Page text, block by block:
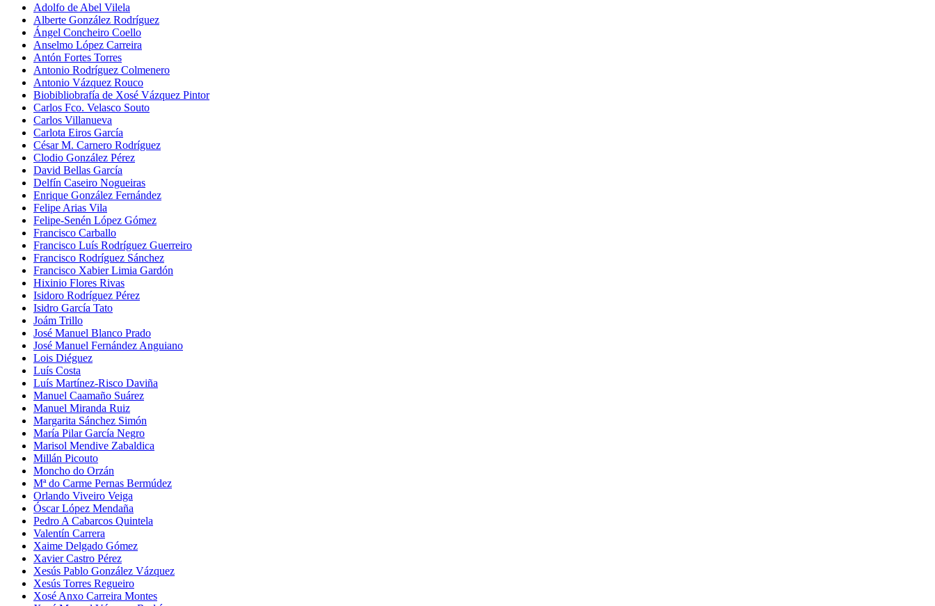
Adolfo de Abel Vilela
Alberte González Rodríguez
Ángel Concheiro Coello
Anselmo López Carreira
Antón Fortes Torres
Antonio Rodríguez Colmenero
Antonio Vázquez Rouco
Biobibliobrafía de Xosé Vázquez Pintor
Carlos Fco. Velasco Souto
Carlos Villanueva
Carlota Eiros García
César M. Carnero Rodríguez
Clodio González Pérez
David Bellas García
Delfín Caseiro Nogueiras
Enrique González Fernández
Felipe Arias Vila
Felipe-Senén López Gómez
Francisco Carballo
Francisco Luís Rodríguez Guerreiro
Francisco Rodríguez Sánchez
Francisco Xabier Limia Gardón
Hixinio Flores Rivas
Isidoro Rodríguez Pérez
Isidro García Tato
Joám Trillo
José Manuel Blanco Prado
José Manuel Fernández Anguiano
Lois Diéguez
Luís Costa
Luís Martínez-Risco Daviña
Manuel Caamaño Suárez
Manuel Miranda Ruiz
Margarita Sánchez Simón
María Pilar García Negro
Marisol Mendive Zabaldica
Millán Picouto
Moncho do Orzán
Mª do Carme Pernas Bermúdez
Orlando Viveiro Veiga
Óscar López Mendaña
Pedro A Cabarcos Quintela
Valentín Carrera
Xaime Delgado Gómez
Xavier Castro Pérez
Xesús Pablo González Vázquez
Xesús Torres Regueiro
Xosé Anxo Carreira Montes